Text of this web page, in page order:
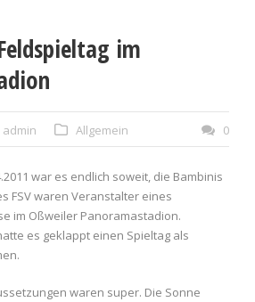
im
admin Allgemein 0
war es endlich soweit, die Bambinis
FSV waren Veranstalter eines
im Oßweiler Panoramastadion.
es geklappt einen Spieltag als
waren super. Die Sonne